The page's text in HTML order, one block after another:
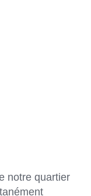
notre quartier